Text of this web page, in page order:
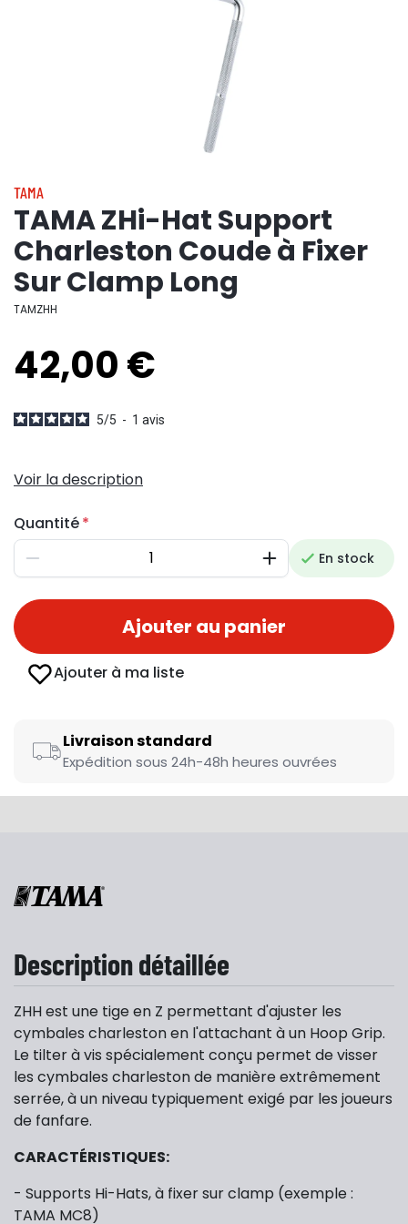
TAMA
TAMA ZHi-Hat Support
Charleston Coude à Fixer
Sur Clamp Long
TAMZHH
42,00 €
5/5 - 1 avis
Voir la description
Quantité
Diminuer AugmenterEn stock
Ajouter au panier
Ajouter à ma liste
Livraison standard
Expédition sous 24h-48h heures ouvrées
Description détaillée
ZHH est une tige en Z permettant d'ajuster les
cymbales charleston en l'attachant à un Hoop Grip.
Le tilter à vis spécialement conçu permet de visser
les cymbales charleston de manière extrêmement
serrée, à un niveau typiquement exigé par les joueurs
de fanfare.
CARACTÉRISTIQUES:
- Supports Hi-Hats, à fixer sur clamp (exemple :
TAMA MC8)